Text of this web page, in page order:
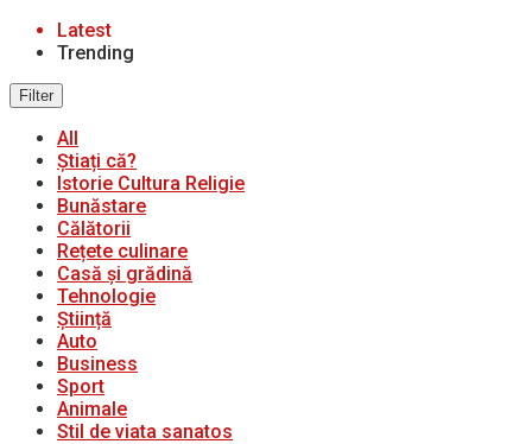
Latest
Trending
Filter
All
Știați că?
Istorie Cultura Religie
Bunăstare
Călătorii
Rețete culinare
Casă și grădină
Tehnologie
Știință
Auto
Business
Sport
Animale
Stil de viata sanatos